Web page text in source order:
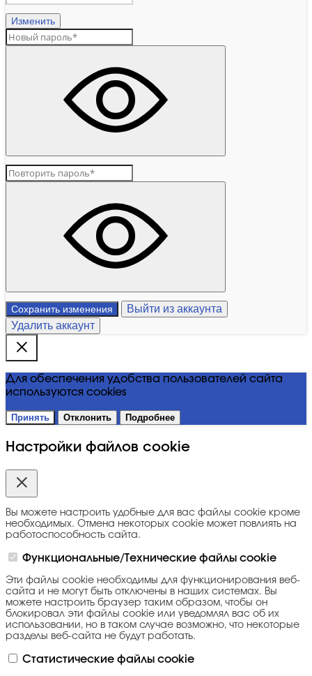
Изменить
Сохранить изменения
Выйти из аккаунта
Удалить аккаунт
Для обеспечения удобства пользователей сайта
используются cookies
Принять Отклонить Подробнее
Настройки файлов cookie
Вы можете настроить удобные для вас файлы cookie кроме
необходимых. Отмена некоторых cookie может повлиять на
работоспособность сайта.
Функциональные/Технические файлы cookie
Эти файлы cookie необходимы для функционирования веб-
сайта и не могут быть отключены в наших системах. Вы
можете настроить браузер таким образом, чтобы он
блокировал эти файлы cookie или уведомлял вас об их
использовании, но в таком случае возможно, что некоторые
разделы веб-сайта не будут работать.
Статистические файлы cookie